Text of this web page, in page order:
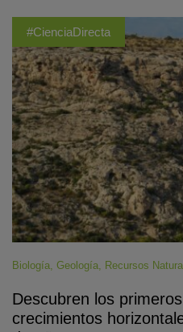
#CienciaDirecta
Biología, Geología, Recursos
Descubren los
crecimientos